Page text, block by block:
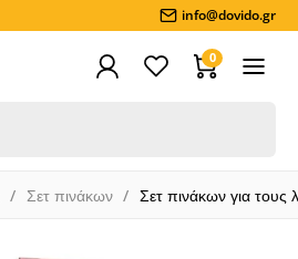
info@dovido.gr
0
Σετ πινάκων Σετ πινάκων για τους